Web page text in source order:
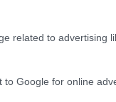
related to advertising
Google for online
στον
υπεύθυνοι
η κατασκευή